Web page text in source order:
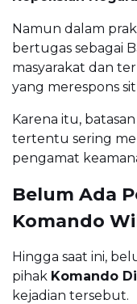
Namun dalam
bertugas sebagai
masyarakat dan
yang merespons
Karena itu,
tertentu sering
pengamat
Belum Ada
Komando
Hingga saat ini,
pihak Komando
kejadian tersebut.